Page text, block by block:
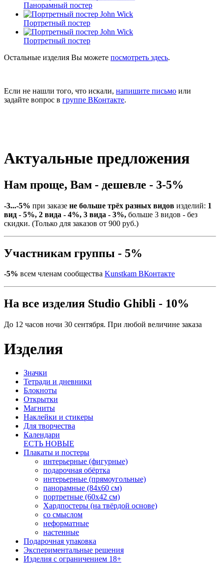
Панорамный постер
Портретный постер
Портретный постер
Остальные изделия Вы можете посмотреть здесь.
Если не нашли того, что искали, напишите письмо или
задайте вопрос в группе ВКонтакте.
Актуальные предложения
Нам проще, Вам - дешевле - 3-5%
-3...-5% при заказе не больше трёх разных видов изделий: 1
вид - 5%, 2 вида - 4%, 3 вида - 3%, больше 3 видов - без
скидки. (Только для заказов от 900 руб.)
Участникам группы - 5%
-5% всем членам сообщества Kunstkam ВКонтакте
На все изделия Studio Ghibli - 10%
До 12 часов ночи 30 сентября. При любой величине заказа
Изделия
Значки
Тетради и дневники
Блокноты
Открытки
Магниты
Наклейки и стикеры
Для творчества
Календари
ЕСТЬ НОВЫЕ
Плакаты и постеры
интерьерные (фигурные)
подарочная обёртка
интерьерные (прямоугольные)
панорамные (84х60 см)
портретные (60х42 см)
Хардпостеры (на твёрдой основе)
со смыслом
неформатные
настенные
Подарочная упаковка
Экспериментальные решения
Изделия с ограничением 18+